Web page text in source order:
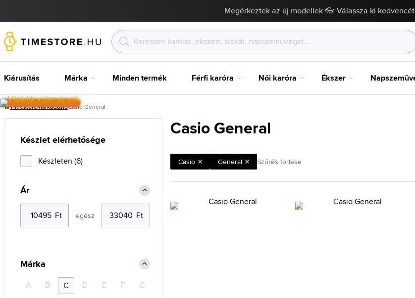
Megérkeztek az új modellek 👓 Válassza ki
Kiárusítás Márka Minden termék Férfi karóra Női karóra Ékszer
TimestoreMárkaCasioCasio General
Casio General
Casio General Szűrés törlése
Készlet elérhetősége
Készleten (6)
Ár
egész
Márka
A B C D E F
G